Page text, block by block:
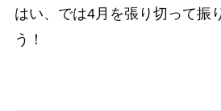
はい、では4月を張り切って振
う！